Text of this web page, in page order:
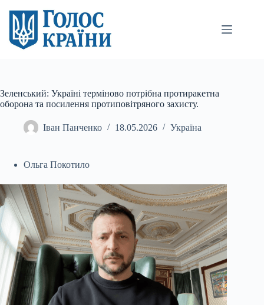
вмісту
Зеленський: Україні терміново потрібна протиракетна
оборона та посилення протиповітряного захисту.
Іван Панченко 18.05.2026 Україна
Ольга Покотило